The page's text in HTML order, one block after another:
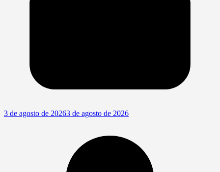
3 de agosto de 20263 de agosto de 2026